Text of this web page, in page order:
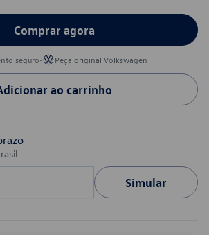
Comprar agora
seguro• Peça original Volkswagen
ao carrinho
Simular